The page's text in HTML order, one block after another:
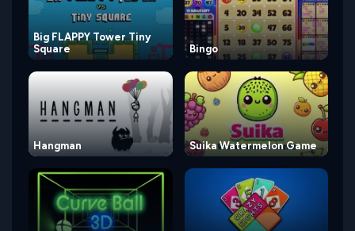
Big FLAPPY Tower Tiny
Square
Bingo
Hangman Suika Watermelon Game